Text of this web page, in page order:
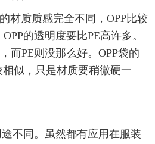
质质感完全不同，OPP比较
的透明度要比PE高许多。
而PE则没那么好。OPP袋的
相似，只是材质要稍微硬一
不同。虽然都有应用在服装